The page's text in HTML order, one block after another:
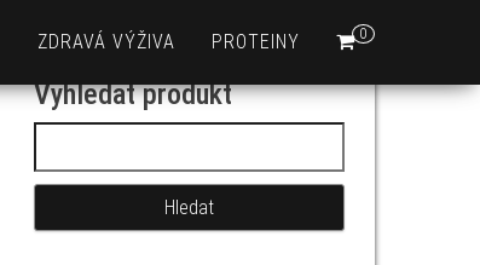
0
ZDRAVÁ VÝŽIVA PROTEINY
Vyhledat produkt